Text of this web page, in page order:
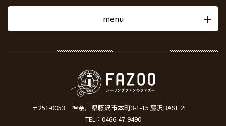
menu
〒251-0053
神奈川県藤沢市本町3-1-15 藤沢BASE 2F
TEL： 0466-47-9490